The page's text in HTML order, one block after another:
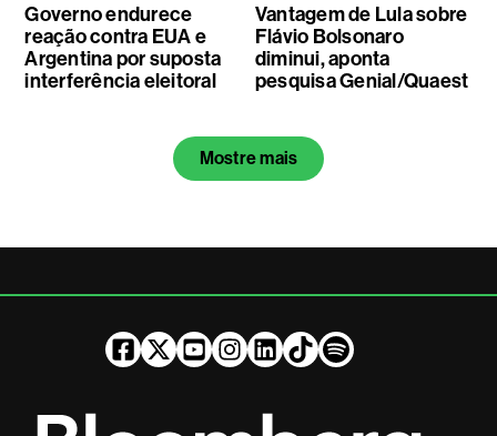
Governo endurece
reação contra EUA e
Argentina por suposta
interferência eleitoral
Vantagem de Lula sobre
Flávio Bolsonaro
diminui, aponta
pesquisa Genial/Quaest
Mostre mais